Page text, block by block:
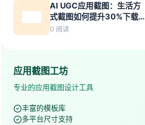
AI UGC应用截图：生活方
式截图如何提升30%下载转
化率
0 阅读
应用截图工坊
专业的应用截图设计工具
丰富的模板库
多平台尺寸支持